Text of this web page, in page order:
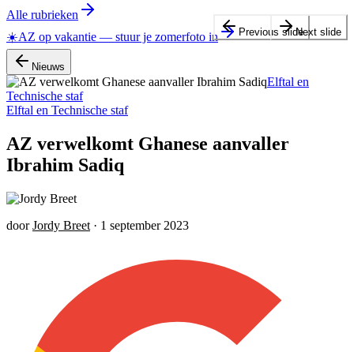
Alle rubrieken
☀️AZ op vakantie — stuur je zomerfoto in
Nieuws
Elftal en
Technische staf
Elftal en Technische staf
AZ verwelkomt Ghanese aanvaller
Ibrahim Sadiq
door Jordy Breet · 1 september 2023
Previous slideNext slide